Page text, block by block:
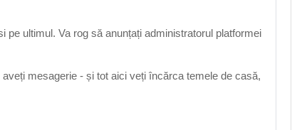
ultimul. Va rog să anunțați administratorul platformei
mesagerie - și tot aici veți încărca temele de casă,